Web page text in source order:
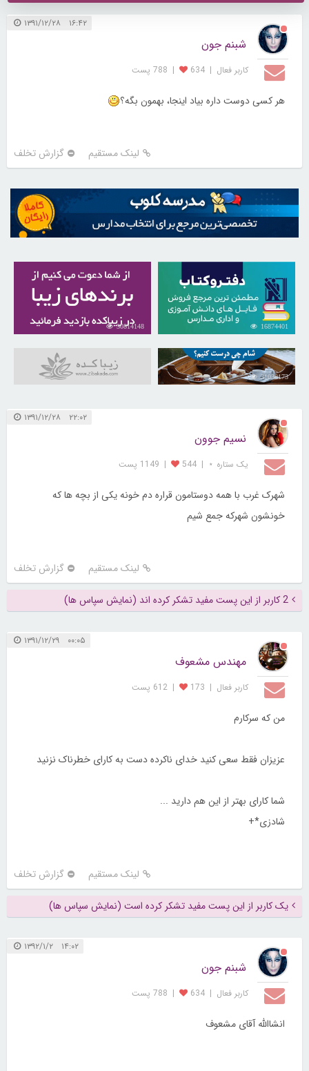
۱۶:۴۲ ۱۳۹۱/۱۲/۲۸
شبنم جون
کاربر فعال |
634
| 788 پست
هر کسی دوست داره بیاد اینجا، بهمون بگه؟
لینک مستقیم گزارش تخلف
16874401
30814148
31038173
۲۲:۰۲ ۱۳۹۱/۱۲/۲۸
نسیم جوون
یک ستاره ⋆ |
544
| 1149 پست
شهرک غرب با همه دوستامون قراره دم خونه یکی از بچه ها که
خونشون شهرکه جمع شیم
لینک مستقیم گزارش تخلف
2 کاربر از این پست مفید تشکر کرده اند (نمایش سپاس ها)
۰۰:۰۵ ۱۳۹۱/۱۲/۲۹
مهندس مشعوف
کاربر فعال |
173
| 612 پست
من که سرکارم
عزیزان فقط سعی کنید خدای ناکرده دست به کارای خطرناک نزنید
شما کارای بهتر از این هم دارید ...
شادزی*+
لینک مستقیم گزارش تخلف
یک کاربر از این پست مفید تشکر کرده است (نمایش سپاس ها)
۱۴:۰۲ ۱۳۹۲/۱/۲
شبنم جون
کاربر فعال |
634
| 788 پست
انشاالله آقای مشعوف